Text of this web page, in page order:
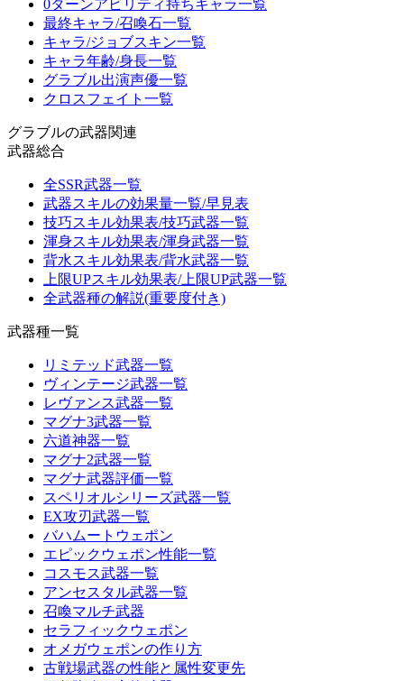
0ターンアビリティ持ちキャラ一覧
最終キャラ/召喚石一覧
キャラ/ジョブスキン一覧
キャラ年齢/身長一覧
グラブル出演声優一覧
クロスフェイト一覧
グラブルの武器関連
武器総合
全SSR武器一覧
武器スキルの効果量一覧/早見表
技巧スキル効果表/技巧武器一覧
渾身スキル効果表/渾身武器一覧
背水スキル効果表/背水武器一覧
上限UPスキル効果表/上限UP武器一覧
全武器種の解説(重要度付き)
武器種一覧
リミテッド武器一覧
ヴィンテージ武器一覧
レヴァンス武器一覧
マグナ3武器一覧
六道神器一覧
マグナ2武器一覧
マグナ武器評価一覧
スペリオルシリーズ武器一覧
EX攻刃武器一覧
バハムートウェポン
エピックウェポン性能一覧
コスモス武器一覧
アンセスタル武器一覧
召喚マルチ武器
セラフィックウェポン
オメガウェポンの作り方
古戦場武器の性能と属性変更先